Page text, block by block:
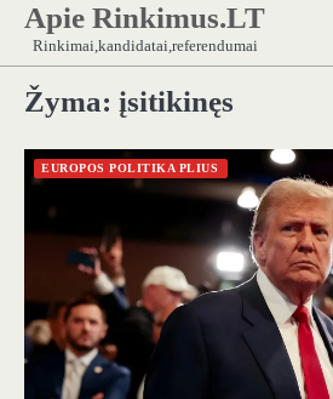
Skip
content
Apie Rinkimus.LT
Rinkimai,kandidatai,referendumai
Žyma: įsitikinęs
EUROPOS POLITIKA PLIUS